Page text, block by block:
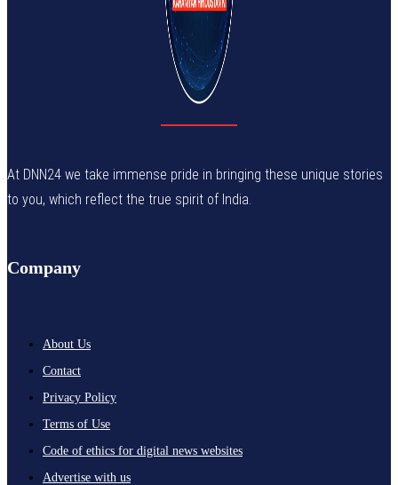
At DNN24 we take immense pride in bringing these unique stories
to you, which reflect the true spirit of India.
Company
About Us
Contact
Privacy Policy
Terms of Use
Code of ethics for digital news websites
Advertise with us